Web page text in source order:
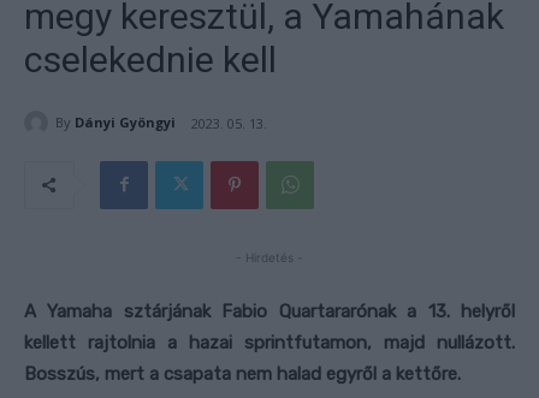
megy keresztül, a Yamahának
cselekednie kell
By Dányi Gyöngyi 2023. 05. 13.
- Hirdetés -
A Yamaha sztárjának Fabio Quartararónak a 13. helyről
kellett rajtolnia a hazai sprintfutamon, majd nullázott.
Bosszús, mert a csapata nem halad egyről a kettőre.